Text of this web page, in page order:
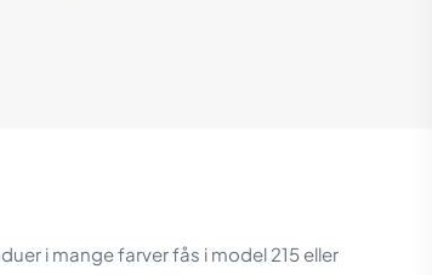
i mange farver fås i model 215 eller